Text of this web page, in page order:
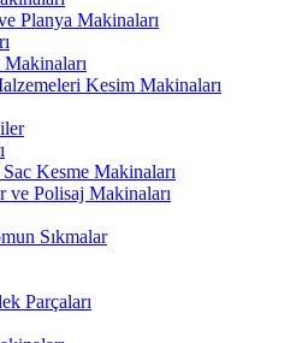
Planya Makinaları
Makinaları
Kesim Makinaları
Kesme Makinaları
ve Polisaj Makinaları
Sıkmalar
Parçaları